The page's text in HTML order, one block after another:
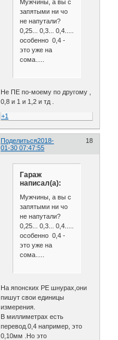
Мужчины, а вы с
запятыми ни чо
не напутали?
0,25... 0,3... 0,4.....
особенно 0,4 -
это уже на
сома.....
Не ПЕ по-моему по другому ,
0,8 и 1 и 1,2 и тд .
+1
Поделиться 18
2018-
01-30 07:47:55
Гараж
написал(а):
Мужчины, а вы с
запятыми ни чо
не напутали?
0,25... 0,3... 0,4.....
особенно 0,4 -
это уже на
сома.....
На японских РЕ шнурах,они
пишут свои единицы
измерения.
В миллиметрах есть
перевод.0,4 например, это
0,10мм .Но это